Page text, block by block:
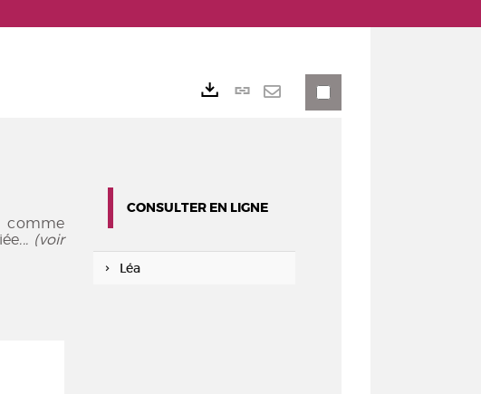
... (voir
Lien
CONSULTER EN LIGNE
Léa